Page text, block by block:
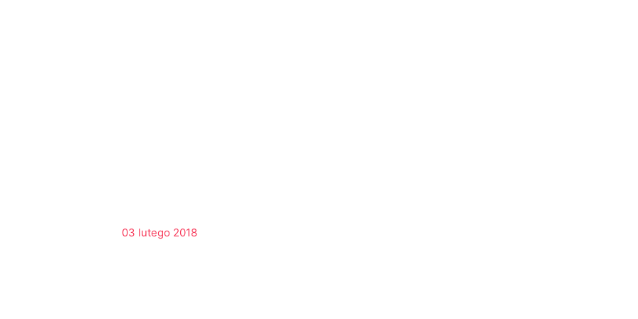
03 lutego 2018